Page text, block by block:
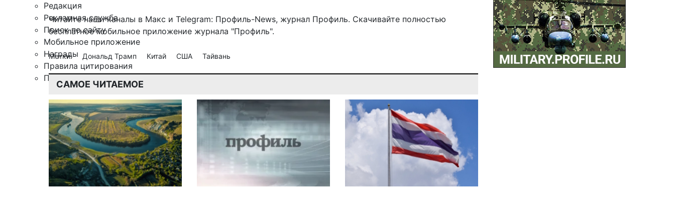
Редакция
Рекламная служба
Поиск по сайту
Мобильное приложение
Награды
Правила цитирования
Подписка
Читайте наши каналы в Макс и Telegram: Профиль-News, журнал Профиль. Скачивайте полностью
бесплатное мобильное приложение журнала "Профиль".
Метки: Дональд Трамп Китай США Тайвань
САМОЕ ЧИТАЕМОЕ